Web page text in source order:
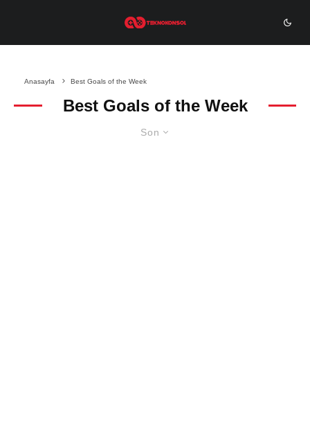
Anasayfa Best Goals of the Week
Best Goals of the Week
Son